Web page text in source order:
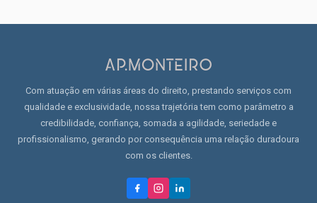
Com atuação em várias áreas do direito, prestando serviços com
qualidade e exclusividade, nossa trajetória tem como parâmetro a
credibilidade, confiança, somada a agilidade, seriedade e
profissionalismo, gerando por consequência uma relação duradoura
com os clientes.